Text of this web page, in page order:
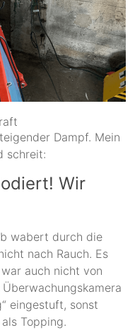
Dampf. Mein
schreit:
Wir
wabert durch die
nach Rauch. Es
auch nicht von
eingestuft, sonst
Topping.